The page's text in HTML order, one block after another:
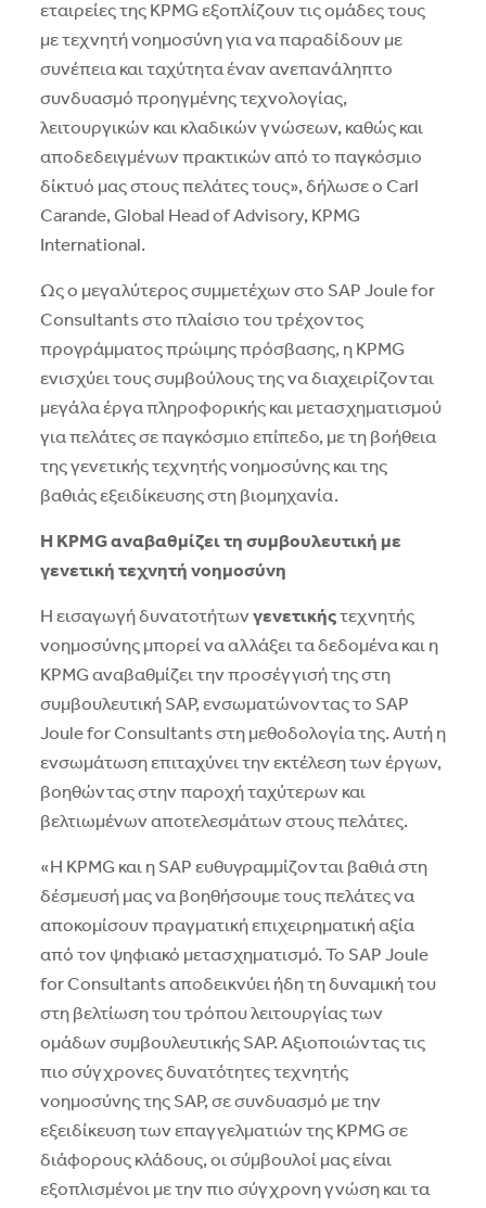
εταιρείες της KPMG εξοπλίζουν τις ομάδες τους
με τεχνητή νοημοσύνη για να παραδίδουν με
συνέπεια και ταχύτητα έναν ανεπανάληπτο
συνδυασμό προηγμένης τεχνολογίας,
λειτουργικών και κλαδικών γνώσεων, καθώς και
αποδεδειγμένων πρακτικών από το παγκόσμιο
δίκτυό μας στους πελάτες τους», δήλωσε ο Carl
Carande, Global Head of Advisory, KPMG
International.
Ως ο μεγαλύτερος συμμετέχων στο SAP Joule for
Consultants στο πλαίσιο του τρέχοντος
προγράμματος πρώιμης πρόσβασης, η KPMG
ενισχύει τους συμβούλους της να διαχειρίζονται
μεγάλα έργα πληροφορικής και μετασχηματισμού
για πελάτες σε παγκόσμιο επίπεδο, με τη βοήθεια
της γενετικής τεχνητής νοημοσύνης και της
βαθιάς εξειδίκευσης στη βιομηχανία.
Η KPMGαναβαθμίζει τη συμβουλευτική με
γενετική τεχνητή νοημοσύνη
Η εισαγωγή δυνατοτήτωνγενετικήςτεχνητής
νοημοσύνης μπορεί να αλλάξει τα δεδομένα και η
KPMG αναβαθμίζει την προσέγγισή της στη
συμβουλευτική SAP, ενσωματώνοντας το SAP
Joule for Consultants στη μεθοδολογία της. Αυτή η
ενσωμάτωση επιταχύνει την εκτέλεση των έργων,
βοηθώντας στην παροχή ταχύτερων και
βελτιωμένων αποτελεσμάτων στους πελάτες.
«Η KPMG και η SAP ευθυγραμμίζονται βαθιά στη
δέσμευσή μας να βοηθήσουμε τους πελάτες να
αποκομίσουν πραγματική επιχειρηματική αξία
από τον ψηφιακό μετασχηματισμό. Το SAP Joule
for Consultants αποδεικνύει ήδη τη δυναμική του
στη βελτίωση του τρόπου λειτουργίας των
ομάδων συμβουλευτικής SAP. Αξιοποιώντας τις
πιο σύγχρονες δυνατότητες τεχνητής
νοημοσύνης της SAP, σε συνδυασμό με την
εξειδίκευση των επαγγελματιών της KPMG σε
διάφορους κλάδους, οι σύμβουλοί μας είναι
εξοπλισμένοι με την πιο σύγχρονη γνώση και τα